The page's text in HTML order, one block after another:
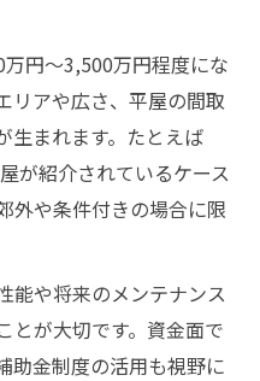
円～3,500万円程度にな
リアや広さ、平屋の間取
生まれます。たとえば
が紹介されているケース
外や条件付きの場合に限
能や将来のメンテナンス
とが大切です。資金面で
助金制度の活用も視野に